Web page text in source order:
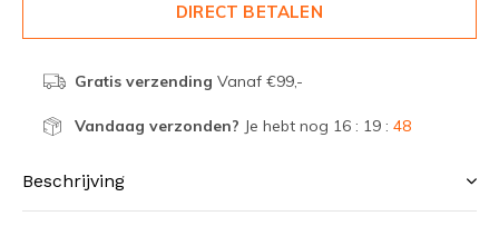
DIRECT BETALEN
Gratis verzending Vanaf €99,-
Vandaag verzonden? Je hebt nog 16 : 19 : 48
Beschrijving